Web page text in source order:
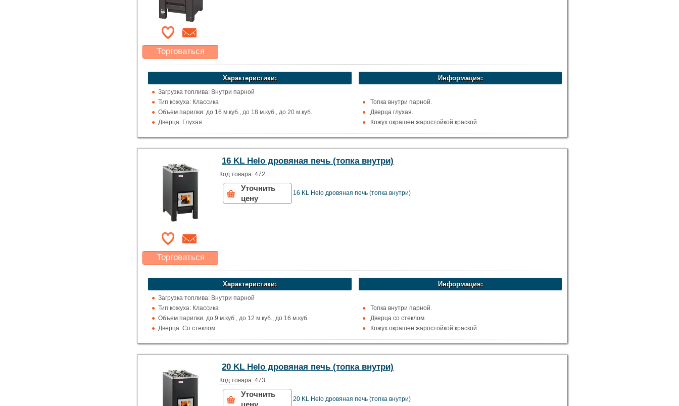
Торговаться
Какая цена Вас
устроит?
Указать цену
Характеристики:
Загрузка топлива: Внутри парной
Тип кожуха: Классика
Объем парилки: до 16 м.куб., до 18 м.куб., до 20 м.куб.
Дверца: Глухая
Выход дымохода: Вверх, Вверх и назад
Производитель: Helo (Финляндия)
Информация:
Топка внутри парной.
Дверца глухая.
Кожух окрашен жаростойкой краской.
Рекомендуемый объём сауны 8-22 м.куб.
Торговаться
Какая цена Вас
устроит?
Указать цену
16 KL Helo дровяная печь (топка внутри)
Код товара: 472
Уточнить
цену
16 KL Helo дровяная печь (топка внутри)
Характеристики:
Загрузка топлива: Внутри парной
Тип кожуха: Классика
Объем парилки: до 9 м.куб., до 12 м.куб., до 16 м.куб.
Дверца: Со стеклом
Выход дымохода: Вверх, Вверх и назад
Производитель: Helo (Финляндия)
Информация:
Топка внутри парной.
Дверца со стеклом.
Кожух окрашен жаростойкой краской.
Рекомендуемый объём сауны 6-16 м.куб.
20 KL Helo дровяная печь (топка внутри)
Код товара: 473
Уточнить
цену
20 KL Helo дровяная печь (топка внутри)